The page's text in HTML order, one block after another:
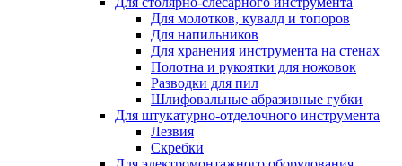
Для молотков, кувалд и топоров
Для напильников
Для хранения инструмента на стенах
Полотна и рукоятки для ножовок
Разводки для пил
Шлифовальные абразивные губки
Для штукатурно-отделочного инструмента
Лезвия
Скребки